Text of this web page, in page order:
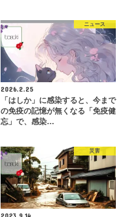
ニュース
2026.2.25
「はしか」に感染すると、今まで
の免疫の記憶が無くなる「免疫健
忘」で、感染…
災害
2023.9.14